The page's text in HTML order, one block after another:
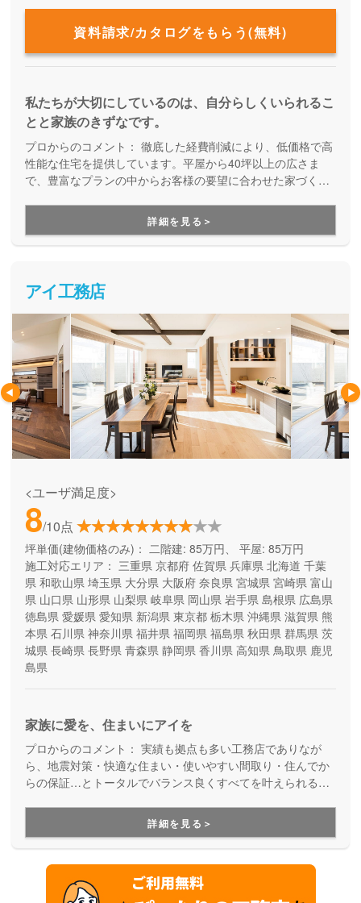
資料請求/カタログをもらう(無料)
私たちが大切にしているのは、自分らしくいられるこ
とと家族のきずなです。
プロからのコメント： 徹底した経費削減により、低価格で高
性能な住宅を提供しています。平屋から40坪以上の広さま
で、豊富なプランの中からお客様の要望に合わせた家づくり
ず、予算内で快適な住まいを建てたい方にオススメです。
詳細を見る＞
アイ工務店
<ユーザ満足度>
8/10点
坪単価(建物価格のみ)： 二階建: 85万円、 平屋: 85万円
施工対応エリア： 三重県 京都府 佐賀県 兵庫県 北海道 千葉
県 和歌山県 埼玉県 大分県 大阪府 奈良県 宮城県 宮崎県 富山
県 山口県 山形県 山梨県 岐阜県 岡山県 岩手県 島根県 広島県
徳島県 愛媛県 愛知県 新潟県 東京都 栃木県 沖縄県 滋賀県 熊
本県 石川県 神奈川県 福井県 福岡県 福島県 秋田県 群馬県 茨
城県 長崎県 長野県 青森県 静岡県 香川県 高知県 鳥取県 鹿児
島県
家族に愛を、住まいにアイを
プロからのコメント： 実績も拠点も多い工務店でありなが
ら、地震対策・快適な住まい・使いやすい間取り・住んでか
らの保証…とトータルでバランス良くすべてを叶えられる家
用できる間取り提案も得意なので、末長く安心して暮らせる
住まいをお求めの方、安心できるプロにまるっとお任せした
い方にもお勧めしています。
詳細を見る＞